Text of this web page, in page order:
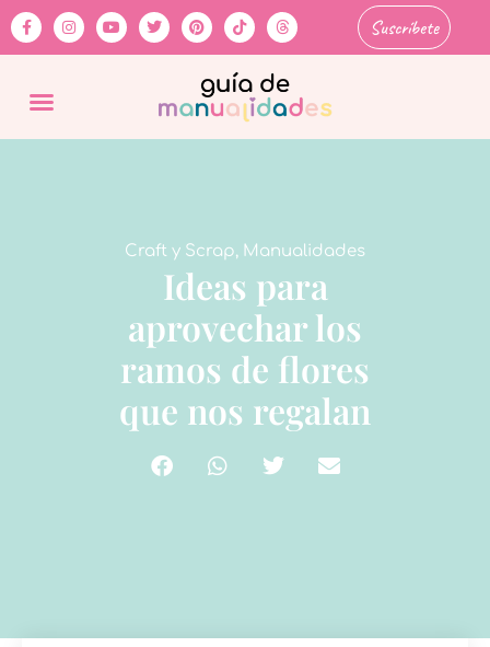
Suscríbete
Craft y Scrap, Manualidades
Ideas para
aprovechar los
ramos de flores
que nos regalan